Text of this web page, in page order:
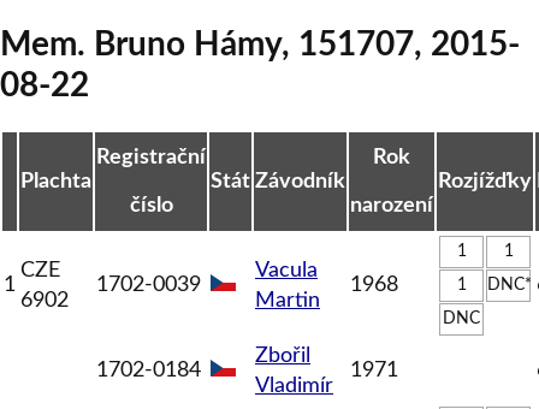
Mem. Bruno Hámy, 151707, 2015-
08-22
Plachta
Registrační
číslo
Stát Závodník
Rok
narození
Rozjížďky
1
CZE
6902
1702-0039
Vacula
Martin
1968
1
1
1
DNC*
DNC
1702-0184
Zbořil
Vladimír
1971